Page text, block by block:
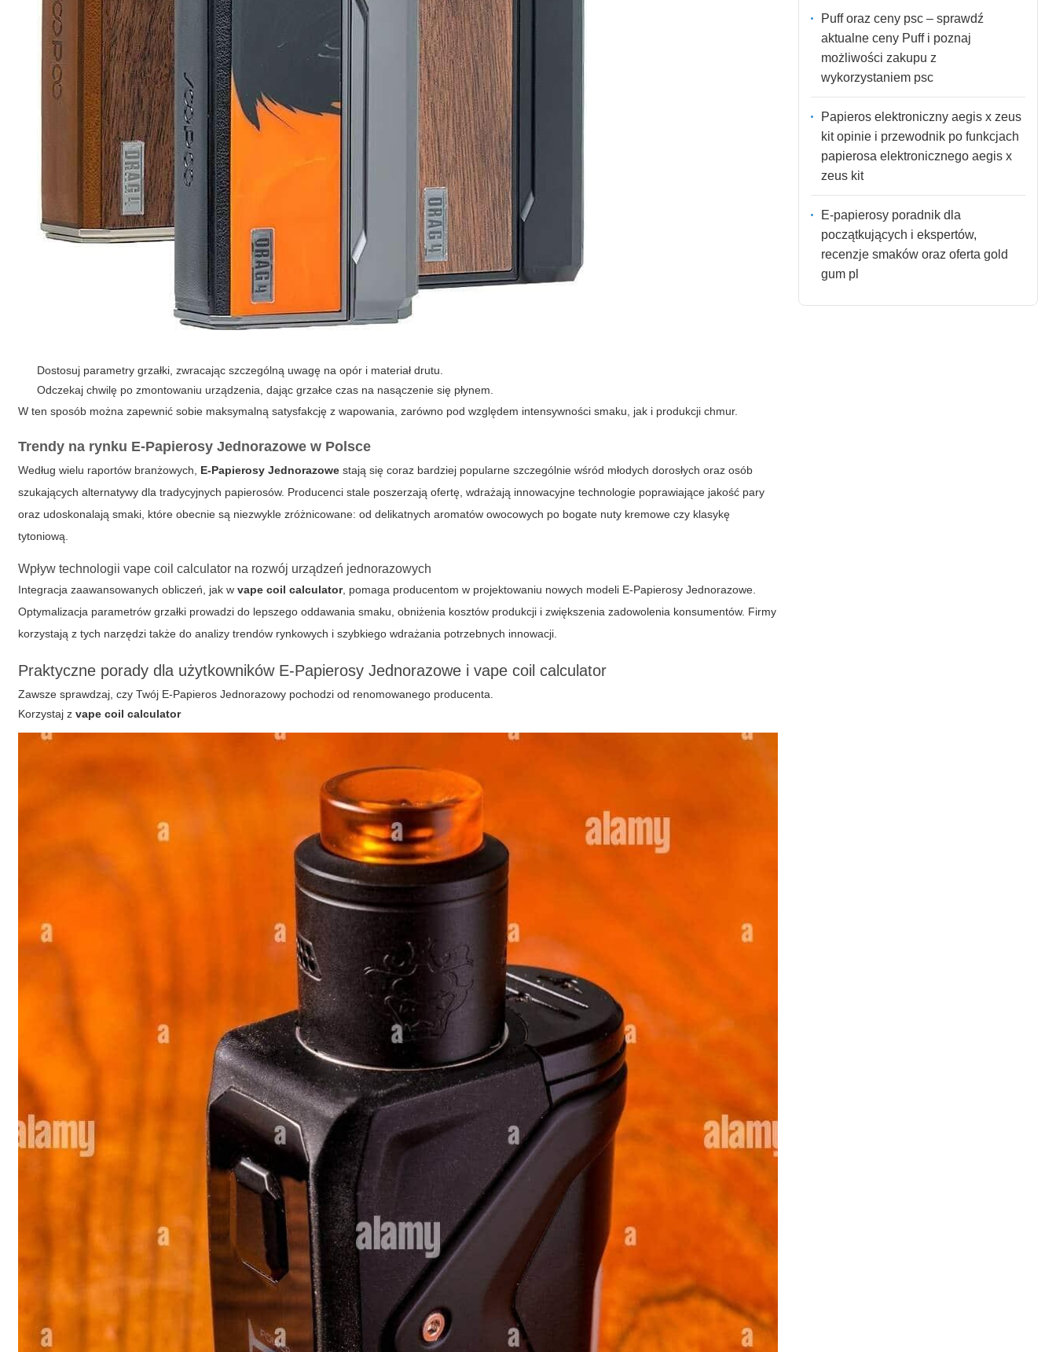
Dostosuj parametry grzałki, zwracając szczególną uwagę na opór i materiał drutu.
Odczekaj chwilę po zmontowaniu urządzenia, dając grzałce czas na nasączenie się płynem.
W ten sposób można zapewnić sobie maksymalną satysfakcję z wapowania, zarówno pod względem intensywności smaku, jak i produkcji chmur.
Trendy na rynku E-Papierosy Jednorazowe w Polsce
Według wielu raportów branżowych, E-Papierosy Jednorazowe stają się coraz bardziej popularne szczególnie wśród młodych dorosłych oraz osób
szukających alternatywy dla tradycyjnych papierosów. Producenci stale poszerzają ofertę, wdrażają innowacyjne technologie poprawiające jakość pary
oraz udoskonalają smaki, które obecnie są niezwykle zróżnicowane: od delikatnych aromatów owocowych po bogate nuty kremowe czy klasykę
tytoniową.
Wpływ technologii vape coil calculator na rozwój urządzeń jednorazowych
Integracja zaawansowanych obliczeń, jak wvape coil calculator, pomaga producentom w projektowaniu nowych modeli E-Papierosy Jednorazowe.
Optymalizacja parametrów grzałki prowadzi do lepszego oddawania smaku, obniżenia kosztów produkcji i zwiększenia zadowolenia konsumentów. Firmy
korzystają z tych narzędzi także do analizy trendów rynkowych i szybkiego wdrażania potrzebnych innowacji.
Praktyczne porady dla użytkowników E-Papierosy Jednorazowe i vape coil calculator
Zawsze sprawdzaj, czy Twój E-Papieros Jednorazowy pochodzi od renomowanego producenta.
Korzystaj zvape coil calculator
Puff oraz ceny psc – sprawdź
aktualne ceny Puff i poznaj
możliwości zakupu z
wykorzystaniem psc
Papieros elektroniczny aegis x zeus
kit opinie i przewodnik po funkcjach
papierosa elektronicznego aegis x
zeus kit
E-papierosy poradnik dla
początkujących i ekspertów,
recenzje smaków oraz oferta gold
gum pl